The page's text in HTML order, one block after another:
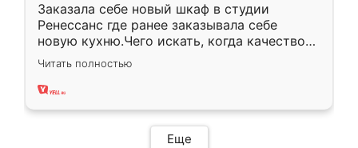
Заказала себе новый шкаф в студии
Ренессанс где ранее заказывала себе
новую кухню.Чего искать, когда качеством
вполне довольна. Служит кухня уже почти
два года, нареканий нет.
Читать полностью
Еще